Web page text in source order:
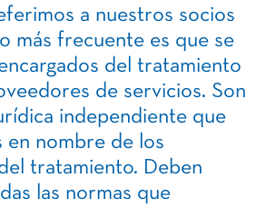
a nuestros socios
más frecuente es que se
del tratamiento
de servicios. Son
independiente que
en nombre de los
tratamiento. Deben
las normas que